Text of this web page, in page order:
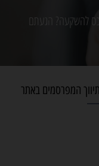
להשקעה? הגעתם
המפרסמים באתר